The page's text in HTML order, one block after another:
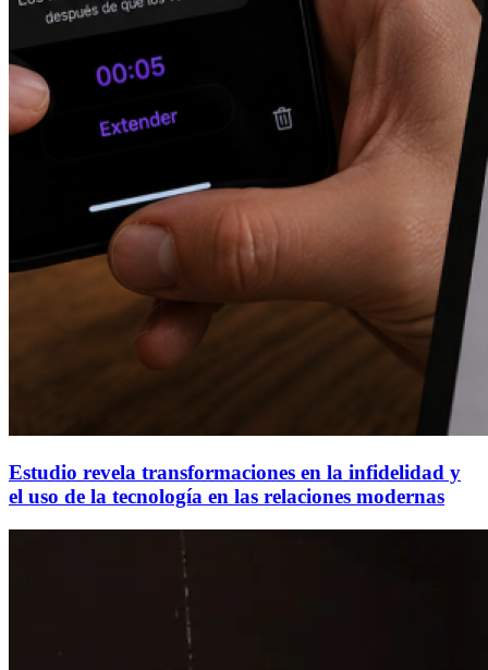
Estudio revela transformaciones en la infidelidad y
el uso de la tecnología en las relaciones modernas